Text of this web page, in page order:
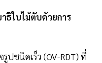
ธิใบไม้ตับด้วยการ
ปชนิดเร็ว (OV-RDT) ที่